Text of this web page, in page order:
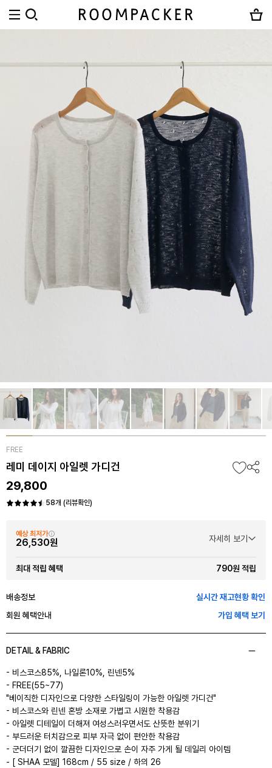
FREE
레미 데이지 아일렛 가디건
29,800
58개 (리뷰확인)
예상 최저가
26,530원 자세히 보기
최대 적립 혜택 790원 적립
배송정보
실시간 재고현황 확인
회원 혜택안내
가입 혜택 보기
DETAIL & FABRIC
- 비스코스85%, 나일론10%, 린넨5%
- FREE(55~77)
"베이직한 디자인으로 다양한 스타일링이 가능한 아일렛 가디건"
- 비스코스와 린넨 혼방 소재로 가볍고 시원한 착용감
- 아일렛 디테일이 더해져 여성스러우면서도 산뜻한 분위기
- 부드러운 터치감으로 피부 자극 없이 편안한 착용감
- 군더더기 없이 깔끔한 디자인으로 손이 자주 가게 될 데일리 아이템
- [ SHAA 모델] 168cm / 55 size / 하의 26